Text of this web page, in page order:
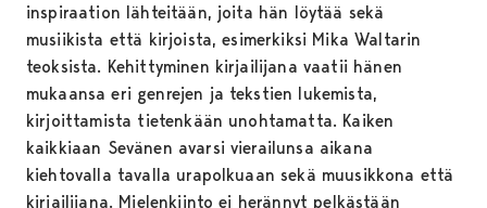
inspiraation lähteitään, joita hän löytää sekä
musiikista että kirjoista, esimerkiksi Mika Waltarin
teoksista. Kehittyminen kirjailijana vaatii hänen
mukaansa eri genrejen ja tekstien lukemista,
kirjoittamista tietenkään unohtamatta. Kaiken
kaikkiaan Sevänen avarsi vierailunsa aikana
kiehtovalla tavalla urapolkuaan sekä muusikkona että
kirjailijana. Mielenkiinto ei herännyt pelkästään